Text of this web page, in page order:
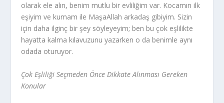
olarak ele alın, benim mutlu bir evliliğim var. Kocamın ilk
eşiyim ve kumam ile MaşaAllah arkadaş gibiyim. Sizin
için daha ilginç bir şey söyleyeyim; ben bu çok eşlilikte
hayatta kalma kılavuzunu yazarken o da benimle aynı
odada oturuyor.
Çok Eşliliği Seçmeden Önce Dikkate Alınması Gereken
Konular